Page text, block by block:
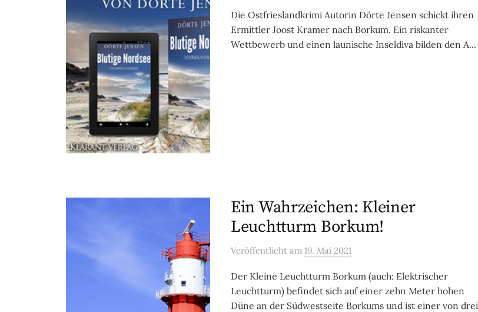
Die Ostfrieslandkrimi Autorin Dörte Jensen schickt ihren
Ermittler Joost Kramer nach Borkum. Ein riskanter
Wettbewerb und einen launische Inseldiva bilden den A...
Ein Wahrzeichen: Kleiner
Leuchtturm Borkum!
Veröffentlicht am 19. Mai 2021
Der Kleine Leuchtturm Borkum (auch: Elektrischer
Leuchtturm) befindet sich auf einer zehn Meter hohen
Düne an der Südwestseite Borkums und ist einer von drei